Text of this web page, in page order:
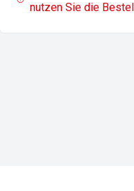
nutzen Sie die